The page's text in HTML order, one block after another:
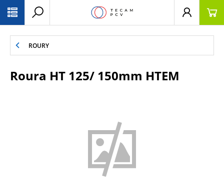
ROURY
Roura HT 125/ 150mm HTEM